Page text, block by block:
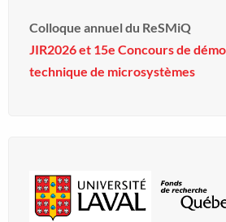
Colloque annuel du ReSMiQ
JIR2026 et 15e Concours de
technique de microsystèmes